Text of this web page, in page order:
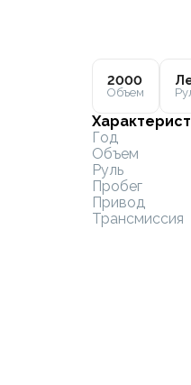
2000
Объем
Год
Объем
Руль
Пробег
Привод
Трансмиссия